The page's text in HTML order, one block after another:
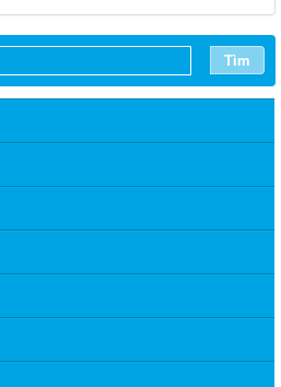
Tìm
dân của lãnh đạo xã Phú Nghĩa
Chủ tịch UBND, Tổ Đại biểu
Lịch tiếp công dân của Lãnh đạo